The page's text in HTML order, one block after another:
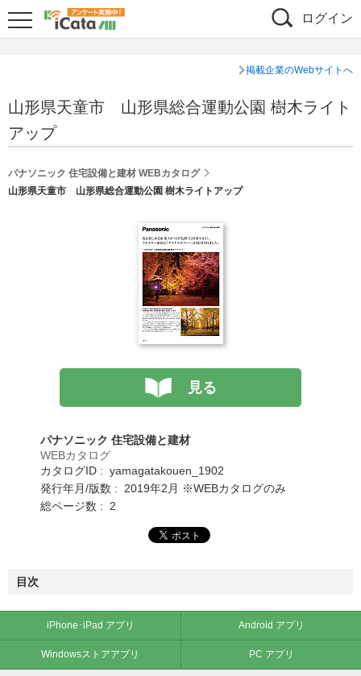
ログイン
掲載企業のWebサイトへ
山形県天童市 山形県総合運動公園 樹木ライト
アップ
パナソニック 住宅設備と建材 WEBカタログ
山形県天童市 山形県総合運動公園 樹木ライトアップ
見る
パナソニック 住宅設備と建材
WEBカタログ
カタログID : yamagatakouen_1902
発行年月/版数 : 2019年2月 ※WEBカタログのみ
総ページ数 : 2
目次
iPhone･iPad アプリ Android アプリ
Windowsストアアプリ PC アプリ